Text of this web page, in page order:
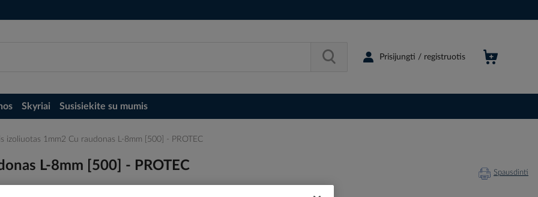
Prisijungti / registruotis
Skyriai Susisiekite su mumis
izoliuotas 1mm2 Cu raudonas L-8mm [500] - PROTEC
L-8mm [500] - PROTEC Spausdinti